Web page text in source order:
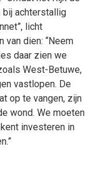
achterstallig
licht
van dien: “Neem
daar zien we
West-Betuwe,
vastlopen. De
op te vangen, zijn
wond. We moeten
investeren in